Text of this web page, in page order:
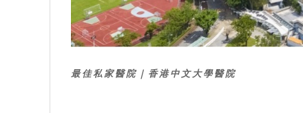
最佳私家醫院｜香港中文大學醫院